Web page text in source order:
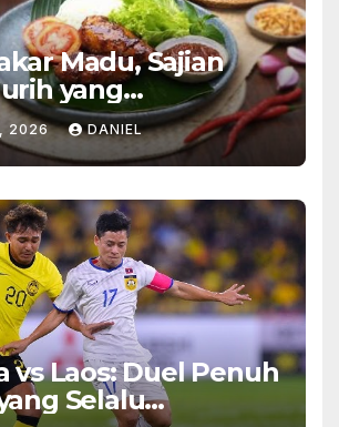
Madu, Sajian
yang
Suasana
2026 DANIEL
vs Laos: Duel Penuh
Selalu